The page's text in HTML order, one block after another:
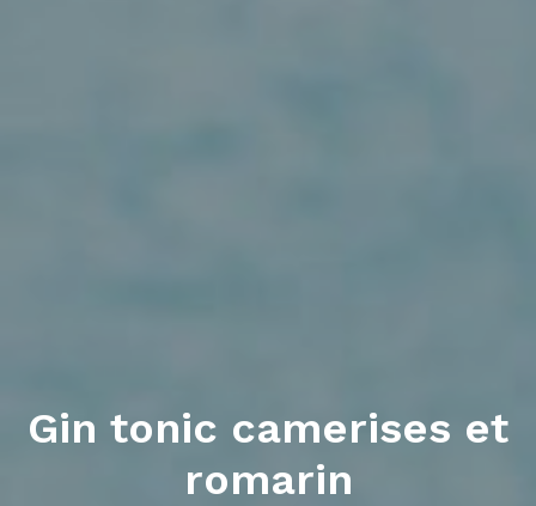
Gin tonic camerises et
romarin